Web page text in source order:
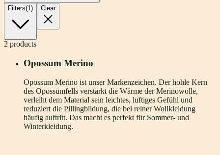
Filters(1) Clear
2 products
Opossum Merino
Opossum Merino ist unser Markenzeichen. Der hohle Kern
des Opossumfells verstärkt die Wärme der Merinowolle,
verleiht dem Material sein leichtes, luftiges Gefühl und
reduziert die Pillingbildung, die bei reiner Wollkleidung
häufig auftritt. Das macht es perfekt für Sommer- und
Winterkleidung.